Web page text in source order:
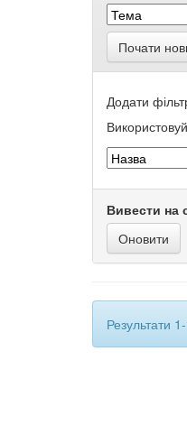
Почати
Додати
Вивести на
Результати